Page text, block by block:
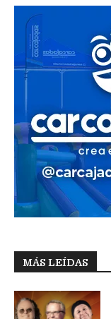
MÁS LEÍDAS